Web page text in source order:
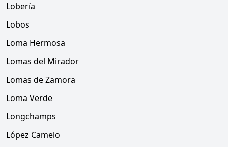
Lobería
Lobos
Loma Hermosa
Lomas del Mirador
Lomas de Zamora
Loma Verde
Longchamps
López Camelo